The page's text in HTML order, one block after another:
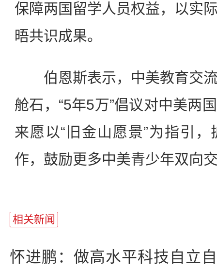
保障两国留学人员权益，以实
晤共识成果。
伯恩斯表示，中美教育交流
舱石，“5年5万”倡议对中美两
来愿以“旧金山愿景”为指引
作，鼓励更多中美青少年双向
相关新闻
怀进鹏：做高水平科技自立